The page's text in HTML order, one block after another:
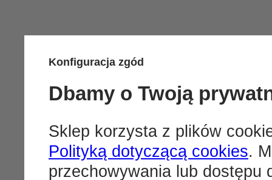
Konfiguracja zgód
Dbamy o Twoją
Sklep korzysta z plików
Polityką dotyczącą cookies.
przechowywania lub dostępu